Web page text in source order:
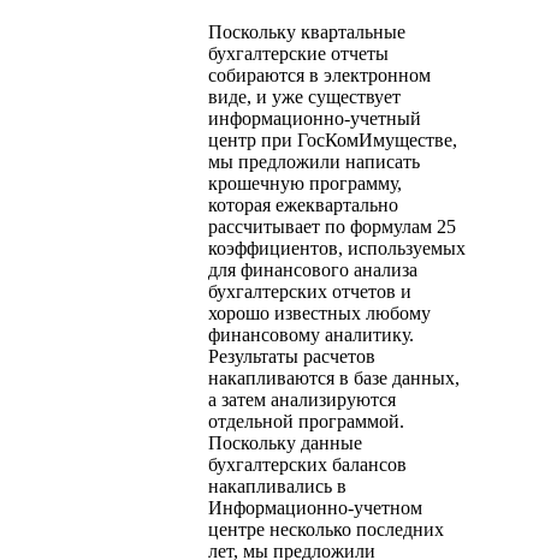
Поскольку квартальные
бухгалтерские отчеты
собираются в электронном
виде, и уже существует
информационно-учетный
центр при ГосКомИмуществе,
мы предложили написать
крошечную программу,
которая ежеквартально
рассчитывает по формулам 25
коэффициентов, используемых
для финансового анализа
бухгалтерских отчетов и
хорошо известных любому
финансовому аналитику.
Результаты расчетов
накапливаются в базе данных,
а затем анализируются
отдельной программой.
Поскольку данные
бухгалтерских балансов
накапливались в
Информационно-учетном
центре несколько последних
лет, мы предложили